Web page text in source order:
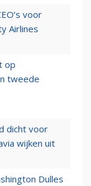
voor
Airlines
op
tweede
dicht voor
wijken uit
Dulles